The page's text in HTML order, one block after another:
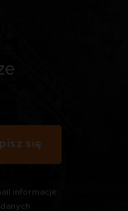
informacje
się